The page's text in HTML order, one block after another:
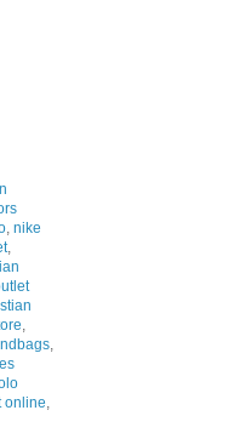
, nike
,
,
,
online,